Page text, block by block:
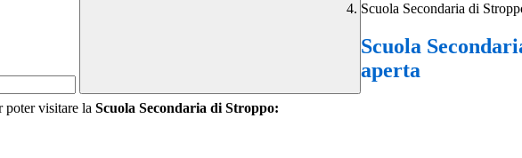
Scuola Secondaria di
Scuola
aperta
poter visitare la Scuola Secondaria di Stroppo: